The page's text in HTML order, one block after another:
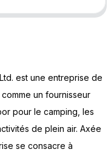
est une entreprise de
un fournisseur
pour le camping, les
de plein air. Axée
se consacre à